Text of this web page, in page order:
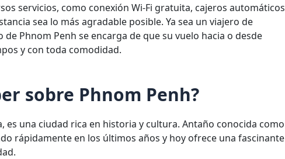
servicios, como conexión Wi-Fi gratuita, cajeros automáticos
sea lo más agradable posible. Ya sea un viajero de
Phnom Penh se encarga de que su vuelo hacia o desde
y con toda comodidad.
sobre Phnom Penh?
es una ciudad rica en historia y cultura. Antaño conocida como
rápidamente en los últimos años y hoy ofrece una fascinante